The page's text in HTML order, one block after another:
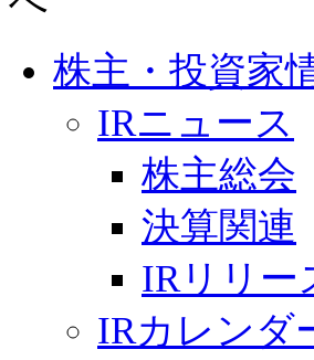
株主・投資家
IRニュース
株主総会
決算関連
IRリリー
IRカレンダ